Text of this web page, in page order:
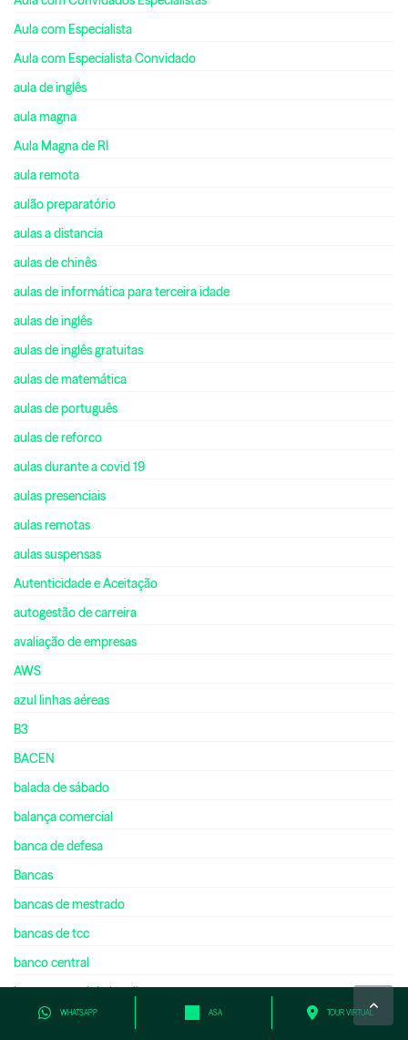
WHATSAPP ASA TOUR VIRTUAL
Aula com Especialista
Aula com Especialista Convidado
aula de inglês
aula magna
Aula Magna de RI
aula remota
aulão preparatório
aulas a distancia
aulas de chinês
aulas de informática para terceira idade
aulas de inglês
aulas de inglês gratuitas
aulas de matemática
aulas de português
aulas de reforco
aulas durante a covid 19
aulas presenciais
aulas remotas
aulas suspensas
Autenticidade e Aceitação
autogestão de carreira
avaliação de empresas
AWS
azul linhas aéreas
B3
BACEN
balada de sábado
balança comercial
banca de defesa
Bancas
bancas de mestrado
bancas de tcc
banco central
banco central do brasil
banco de brasília